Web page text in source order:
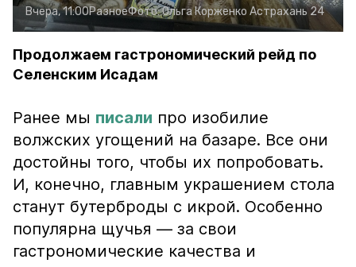
Вчера, 11:00РазноеФото:Ольга Корженко Астрахань 24
Продолжаем гастрономический рейд по
Селенским Исадам
Ранее мы писали про изобилие
волжских угощений на базаре. Все они
достойны того, чтобы их попробовать.
И, конечно, главным украшением стола
станут бутерброды с икрой. Особенно
популярна щучья — за свои
гастрономические качества и